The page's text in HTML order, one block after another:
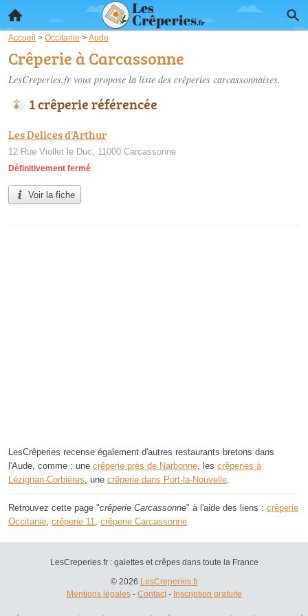
Accueil > Occitanie > Aude
Crêperie à Carcassonne
LesCreperies.fr vous propose la liste des crêperies carcassonnaises.
1 crêperie référencée
Les Delices d'Arthur
12 Rue Viollet le Duc, 11000 Carcassonne
Définitivement fermé
Voir la fiche
LesCrêperies recense également d'autres restaurants bretons dans
l'Aude, comme : une crêperie près de Narbonne, les crêperies à
Lézignan-Corbières, une crêperie dans Port-la-Nouvelle.
Retrouvez cette page "crêperie Carcassonne" à l'aide des liens : crêperie
Occitanie, crêperie 11, crêperie Carcassonne.
LesCreperies.fr : galettes et crêpes dans toute la France
© 2026 LesCreperies.fr
Mentions légales- Contact- Inscription gratuite